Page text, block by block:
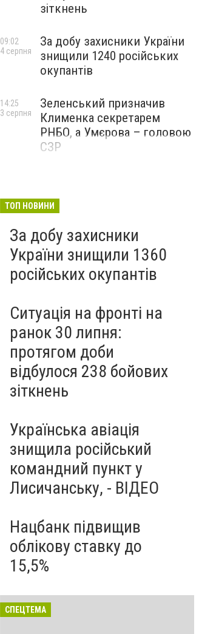
зіткнень
За добу захисники України
знищили 1240 російських
окупантів
09:02
4 серпня
Зеленський призначив
Клименка секретарем
РНБО, а Умєрова – головою
СЗР
14:25
3 серпня
ТОП НОВИНИ
За добу захисники
України знищили 1360
російських окупантів
Ситуація на фронті на
ранок 30 липня:
протягом доби
відбулося 238 бойових
зіткнень
Українська авіація
знищила російський
командний пункт у
Лисичанську, - ВІДЕО
Нацбанк підвищив
облікову ставку до
15,5%
СПЕЦТЕМА